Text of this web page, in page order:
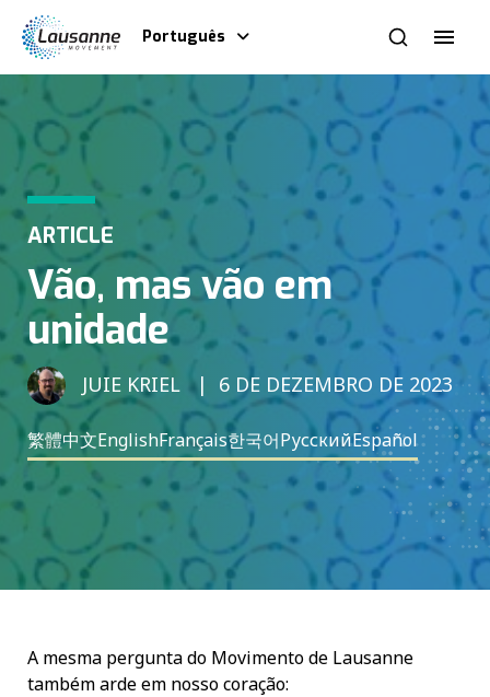
Português
ARTICLE
Vão, mas vão em
unidade
JUIE KRIEL 6 DE DEZEMBRO DE 2023
繁體中文EnglishFrançais한국어РусскийEspañol
A mesma pergunta do Movimento de Lausanne
também arde em nosso coração: